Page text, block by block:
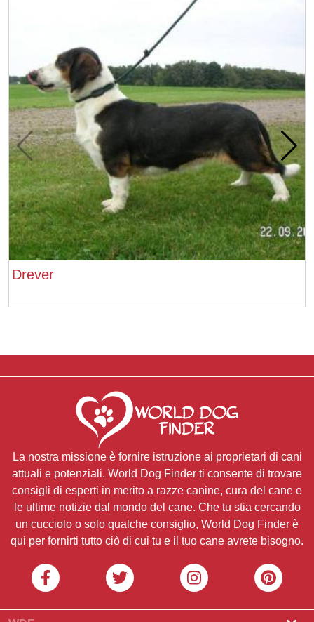
Drever
La nostra missione è fornire istruzione ai proprietari di cani
attuali e potenziali. World Dog Finder ti consente di trovare
consigli di esperti in merito a razze canine, cura del cane e
le ultime notizie dal mondo del cane. Che tu stia cercando
un cucciolo o solo qualche consiglio, World Dog Finder è
qui per fornirti tutto ciò di cui tu e il tuo cane avrete bisogno.